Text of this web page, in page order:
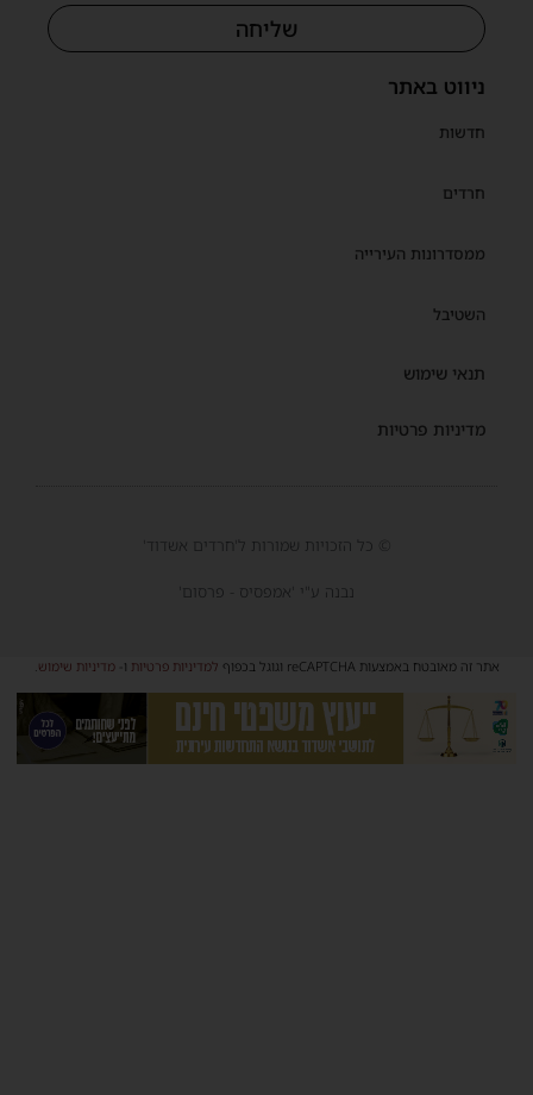
ניווט באתר
חדשות
חרדים
ממסדרונות העירייה
השטיבל
תנאי שימוש
מדיניות פרטיות
שליחה
© כל הזכויות שמורות ל'חרדים אשדוד'
נבנה ע"י 'אמפסיס - פרסום'
אתר זה מאובטח באמצעות reCAPTCHA וגוגל בכפוף למדיניות פרטיותו-מדיניות שימוש.